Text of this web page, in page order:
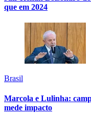
que em 2024
Brasil
Marcola e Lulinha:
mede impacto